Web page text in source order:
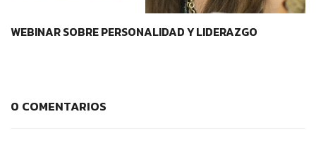
WEBINAR SOBRE PERSONALIDAD Y LIDERAZGO
0 COMENTARIOS